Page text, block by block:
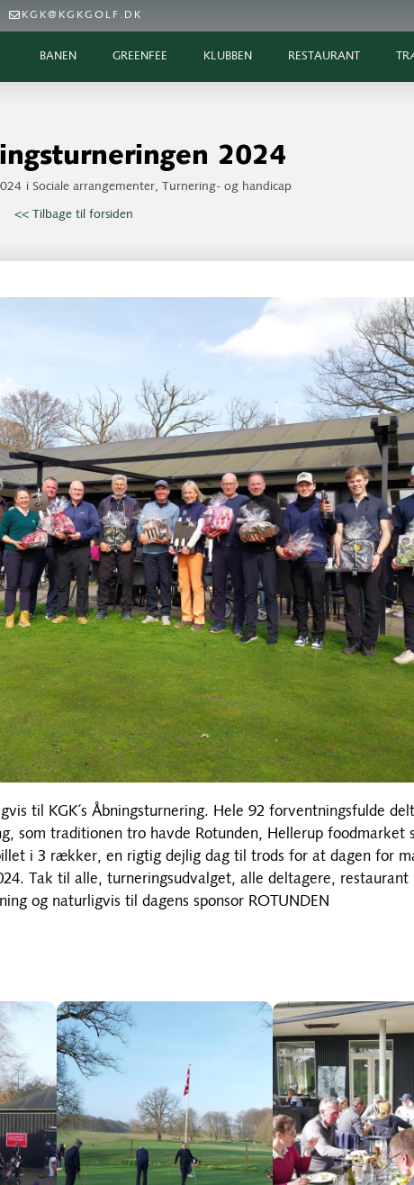
KGK@KGKGOLF.DK
BANEN GREENFEE KLUBBEN RESTAURANT
2024
i Sociale arrangementer, Turnering- og handicap
<< Tilbage til forsiden
til KGK´s Åbningsturnering. Hele 92 forventningsfulde
som traditionen tro havde Rotunden, Hellerup foodmarket
i 3 rækker, en rigtig dejlig dag til trods for at dagen for
Tak til alle, turneringsudvalget, alle deltagere, restaurant
og naturligvis til dagens sponsor ROTUNDEN